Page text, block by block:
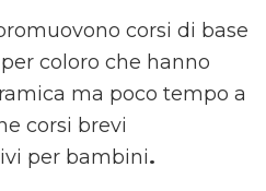
corsi di base
coloro che hanno
ma poco tempo a
corsi brevi
per bambini.